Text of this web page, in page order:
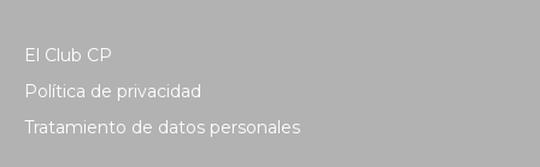
El Club CP
Política de privacidad
Tratamiento de datos personales